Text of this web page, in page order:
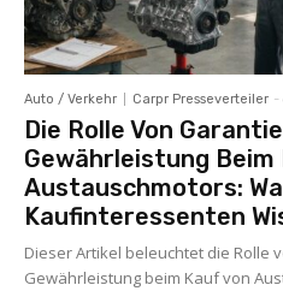
Auto / Verkehr Carpr Presseverteiler -
Die Rolle Von
Gewährleistung Beim
Austauschmotors:
Kaufinteressenten
Dieser Artikel beleuchtet die Rolle
Gewährleistung beim Kauf von